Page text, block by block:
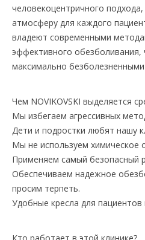
человекоцентричного
атмосферу для каждого
владеют современными
эффективного обезболивания,
максимально
Чем NOVIKOVSKI выделяется
Мы избегаем агрессивных
Дети и подростки любят нашу
Мы не используем химическое
Применяем самый безопасный
Обеспечиваем надежное
просим терпеть.
Удобные кресла для пациентов